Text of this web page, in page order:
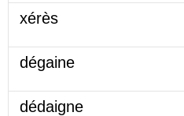
xérès
dégaine
dédaigne